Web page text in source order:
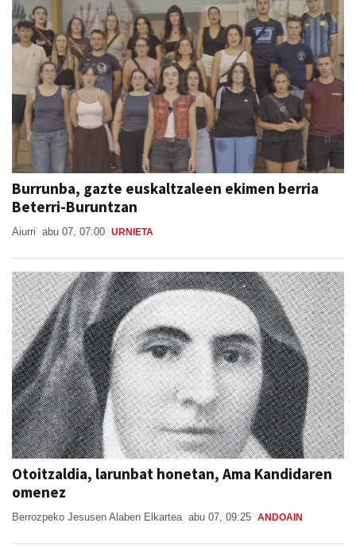
Burrunba, gazte euskaltzaleen ekimen berria
Beterri-Buruntzan
Aiurri abu 07, 07:00 URNIETA
Otoitzaldia, larunbat honetan, Ama Kandidaren
omenez
Berrozpeko Jesusen Alaben Elkartea abu 07, 09:25 ANDOAIN